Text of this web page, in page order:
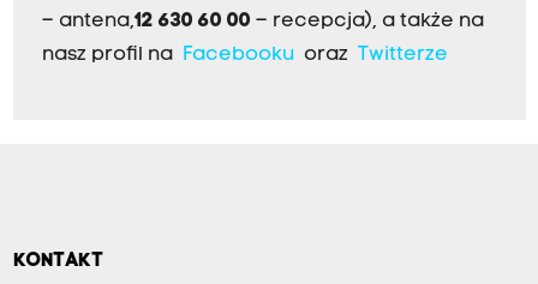
– antena,12 630 60 00 – recepcja), a także na
nasz profil na Facebookuoraz Twitterze
KONTAKT